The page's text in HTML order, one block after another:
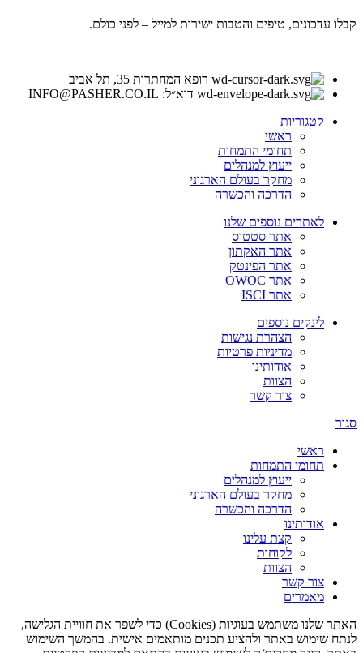
קבלו עדכונים, טיפים והטבות ישירות למייל – לפני כולם.
רופא המחתרות 35, תל אביב
דוא״ל: INFO@PASHER.CO.IL
קטגוריות
ראשי
תחומי התמחות
ייעוץ למנהלים
מחקר בעולם הארגוני
הדרכה והכשרה
לאתרים נוספים שלנו
אתר סטטוס
אתר האקתון
אתר הפינטק
אתר OWOC
אתר ISCI
לינקים נוספים
הצהרת נגישות
מדיניות פרטיות
אודותינו
הצוות
צור קשר
סגור
ראשי
תחומי התמחות
ייעוץ למנהלים
מחקר בעולם הארגוני
הדרכה והכשרה
אודותינו
קצת עלינו
לקוחות
הצוות
צור קשר
מאמרים
האתר שלנו משתמש בעוגיות (Cookies) כדי לשפר את חוויית הגלישה,
לנתח שימוש באתר ולהציע תכנים מותאמים אישית. בהמשך השימוש